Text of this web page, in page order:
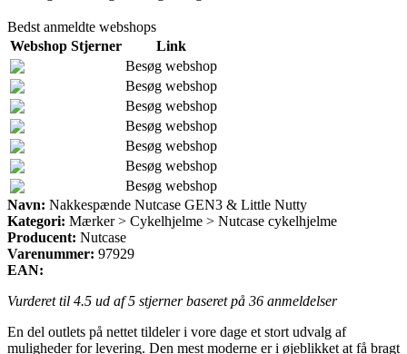
Bedst anmeldte webshops
Webshop Stjerner
Link
Besøg webshop
Besøg webshop
Besøg webshop
Besøg webshop
Besøg webshop
Besøg webshop
Besøg webshop
Navn: Nakkespænde Nutcase GEN3 & Little Nutty
Kategori: Mærker > Cykelhjelme > Nutcase cykelhjelme
Producent: Nutcase
Varenummer: 97929
EAN:
Vurderet til 4.5 ud af 5 stjerner baseret på 36 anmeldelser
En del outlets på nettet tildeler i vore dage et stort udvalg af
muligheder for levering. Den mest moderne er i øjeblikket at få bragt